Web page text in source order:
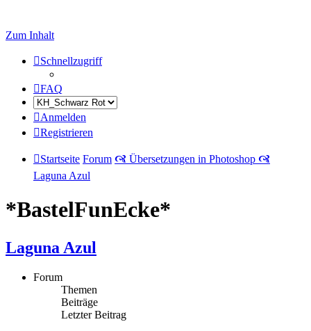
Zum Inhalt
Schnellzugriff
FAQ
Anmelden
Registrieren
Startseite Forum 🙧 Übersetzungen in Photoshop 🙧
Laguna Azul
*BastelFunEcke*
Laguna Azul
Forum
Themen
Beiträge
Letzter Beitrag